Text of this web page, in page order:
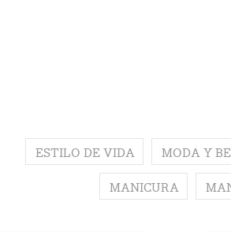
ESTILO DE VIDA MODA Y
MANICURA